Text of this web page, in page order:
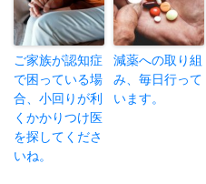
ご家族が認知症
で困っている場
合、小回りが利
くかかりつけ医
を探してくださ
いね。
減薬への取り組
み、毎日行って
います。